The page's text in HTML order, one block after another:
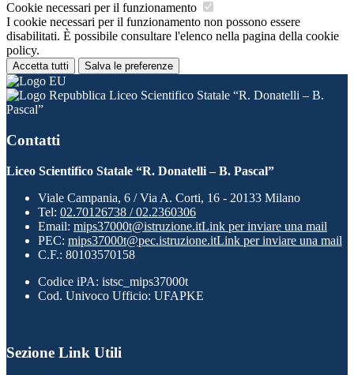
Cookie necessari per il funzionamento
I cookie necessari per il funzionamento non possono essere
disabilitati. È possibile consultare l'elenco nella pagina della cookie
policy.
Accetta tutti Salva le preferenze
Liceo Scientifico Statale “R. Donatelli – B.
Pascal”
Contatti
Liceo Scientifico Statale “R. Donatelli – B. Pascal”
Viale Campania, 6 / Via A. Corti, 16 - 20133 Milano
Tel: 02.70126738 / 02.2360306
Email: mips37000t@istruzione.itLink per inviare una mail
PEC: mips37000t@pec.istruzione.itLink per inviare una mail
C.F.: 80103570158
Codice iPA: istsc_mips37000t
Cod. Univoco Ufficio: UFAPKE
Sezione Link Utili